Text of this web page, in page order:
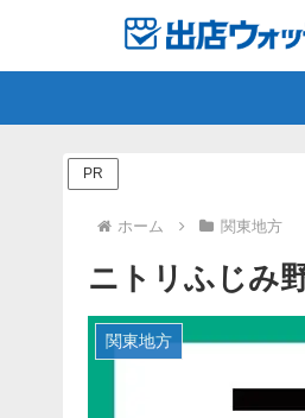
PR
ホーム 関東地方
ニトリふじみ
関東地方